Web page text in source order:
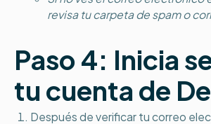
revisa tu carpeta de spam o
Paso 4: Inicia
tu cuenta de
Después de verificar tu correo